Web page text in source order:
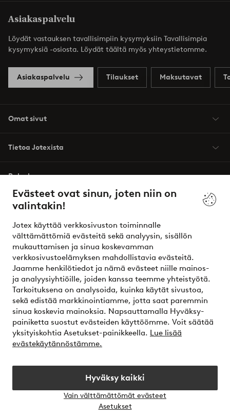
Evästeet ovat sinun, joten niin on
valintakin!
Jotex käyttää verkkosivuston toiminnalle
välttämättömiä evästeitä sekä analyysin, sisällön
mukauttamisen ja sinua koskevamman
verkkosivustoelämyksen mahdollistavia evästeitä.
Jaamme henkilötiedot ja nämä evästeet niille mainos-
ja analyysiyhtiöille, joiden kanssa teemme yhteistyötä.
Tarkoituksena on analysoida, kuinka käytät sivustoa,
sekä edistää markkinointiamme, jotta saat paremmin
sinua koskevia mainoksia. Napsauttamalla Hyväksy-
painiketta suostut evästeiden käyttöömme. Voit säätää
yksityiskohtia Asetukset-painikkeella. Lue lisää
evästekäytännöstämme.
Hyväksy kaikki
Vain välttämättömät evästeet
Asetukset
Asiakaspalvelu
Löydät vastauksen tavallisimpiin kysymyksiin Tavallisimpia
kysymyksiä -osiosta. Löydät täältä myös yhteystietomme.
Asiakaspalvelu Tilaukset Maksutavat
Omat sivut
Tietoa Jotexista
Palvelumme
Ehdot
Ystävät
Turvalliset maksut – maksa nyt tai erissä
Haluatko tietää lisää maksuvaihtoehdoistamme?
elpy